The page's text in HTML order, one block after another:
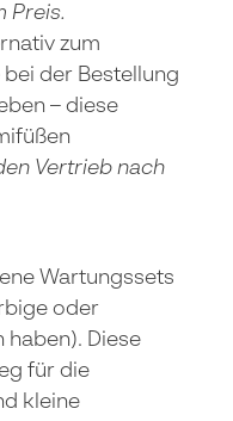
Preis.
zum
der Bestellung
– diese
Vertrieb nach
Wartungssets
oder
Diese
für die
kleine